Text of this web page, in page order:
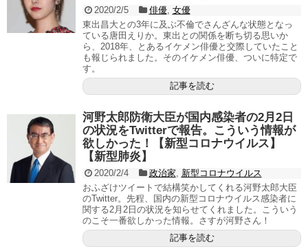
2020/2/5 俳優, 女優
東出昌大との3年に及ぶ不倫でさんざんな状態となっ
ている唐田えりか。東出との関係を断ち切る思いか
ら、2018年、とあるイケメン俳優と交際していたこと
も報じられました。そのイケメン俳優、ついに特定で
す。
記事を読む
河野太郎防衛大臣が国内感染者の2月2日
の状況をTwitterで報告。こういう情報が
欲しかった！【新型コロナウイルス】
【新型肺炎】
2020/2/4 政治家
新型コロナウイルス
おふざけツイートで結構笑かしてくれる河野太郎大臣
のTwitter。先程、国内の新型コロナウイルス感染者に
関する2月2日の状況を知らせてくれました。こういう
のこそ一番欲しかった情報。さすが河野さん！
記事を読む